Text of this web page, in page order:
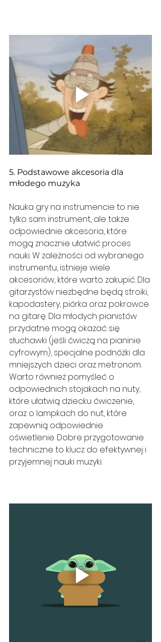
5. Podstawowe akcesoria dla
młodego muzyka
Nauka gry na instrumencie to nie
tylko sam instrument, ale także
odpowiednie akcesoria, które
mogą znacznie ułatwić proces
nauki. W zależności od wybranego
instrumentu, istnieje wiele
akcesoriów, które warto zakupić. Dla
gitarzystów niezbędne będą stroiki,
kapodastery, piórka oraz pokrowce
na gitarę. Dla młodych pianistów
przydatne mogą okazać się
słuchawki (jeśli ćwiczą na pianinie
cyfrowym), specjalne podnóżki dla
mniejszych dzieci oraz metronom.
Warto również pomyśleć o
odpowiednich stojakach na nuty,
które ułatwią dziecku ćwiczenie,
oraz o lampkach do nut, które
zapewnią odpowiednie
oświetlenie. Dobre przygotowanie
techniczne to klucz do efektywnej i
przyjemnej nauki muzyki.